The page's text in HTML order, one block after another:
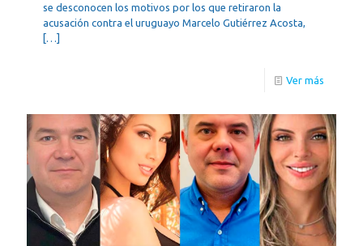
se desconocen los motivos por los que retiraron la
acusación contra el uruguayo Marcelo Gutiérrez Acosta,
[…]
Ver más